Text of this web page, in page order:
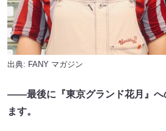
出典: FANY マガジン
――最後に『東京グランド花月』へ
ます。